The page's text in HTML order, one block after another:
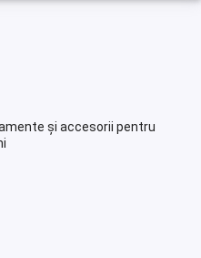
și accesorii pentru